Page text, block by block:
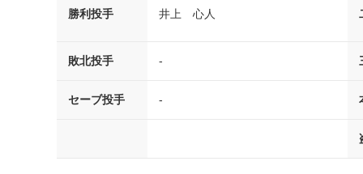
勝利投手 井上 心人
敗北投手 -
セーブ投手 -